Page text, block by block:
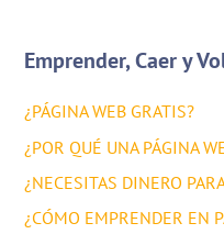
Emprender, Caer y
¿PÁGINA WEB GRATIS?
¿POR QUÉ UNA PÁGINA
¿NECESITAS DINERO
¿CÓMO EMPRENDER EN